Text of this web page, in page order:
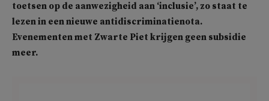
toetsen op de aanwezigheid aan ‘inclusie’, zo staat te
lezen in een nieuwe antidiscriminatienota.
Evenementen met Zwarte Piet krijgen geen subsidie
meer.